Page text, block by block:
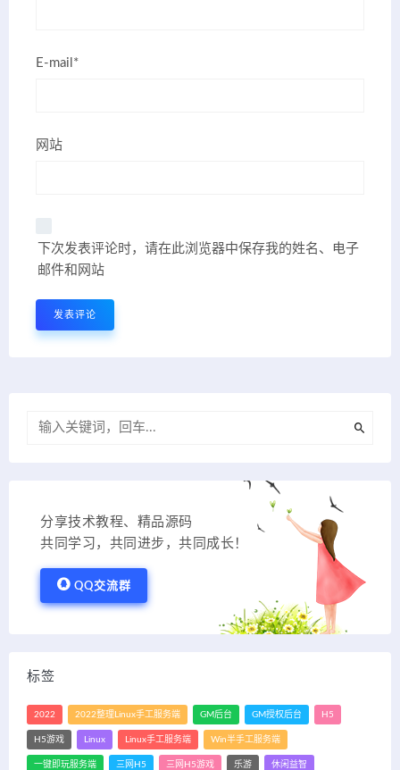
E-mail*
网站
下次发表评论时，请在此浏览器中保存我的姓名、电子
邮件和网站
分享技术教程、精品源码
共同学习，共同进步，共同成长！
QQ交流群
标签
2022 2022整理Linux手工服务端 GM后台 GM授权后台 H5
H5游戏 Linux Linux手工服务端 Win半手工服务端
一键即玩服务端 三网H5 三网H5游戏 乐游 休闲益智